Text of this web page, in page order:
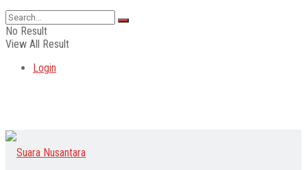
No Result
View All Result
Login